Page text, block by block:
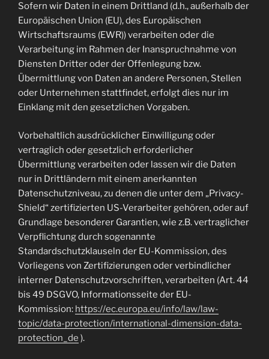
Sofern wir Daten in einem Drittland (d.h., außerhalb der
Europäischen Union (EU), des Europäischen
Wirtschaftsraums (EWR)) verarbeiten oder die
Verarbeitung im Rahmen der Inanspruchnahme von
Diensten Dritter oder der Offenlegung bzw.
Übermittlung von Daten an andere Personen, Stellen
oder Unternehmen stattfindet, erfolgt dies nur im
Einklang mit den gesetzlichen Vorgaben.
Vorbehaltlich ausdrücklicher Einwilligung oder
vertraglich oder gesetzlich erforderlicher
Übermittlung verarbeiten oder lassen wir die Daten
nur in Drittländern mit einem anerkannten
Datenschutzniveau, zu denen die unter dem „Privacy-
Shield“ zertifizierten US-Verarbeiter gehören, oder auf
Grundlage besonderer Garantien, wie z.B. vertraglicher
Verpflichtung durch sogenannte
Standardschutzklauseln der EU-Kommission, des
Vorliegens von Zertifizierungen oder verbindlicher
interner Datenschutzvorschriften, verarbeiten (Art. 44
bis 49 DSGVO, Informationsseite der EU-
Kommission: https://ec.europa.eu/info/law/law-
topic/data-protection/international-dimension-data-
protection_de ).